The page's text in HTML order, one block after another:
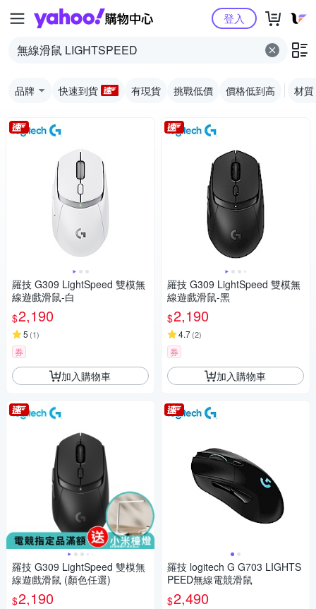
Yahoo購物中心登入
品牌 快速到貨 有現貨 挑戰低價 價格低到高 材質
羅技 G309 LightSpeed 雙模無
線遊戲滑鼠-白
$2,190
5 (1)
券
加入購物車
羅技 G309 LightSpeed 雙模無
線遊戲滑鼠 (顏色任選)
$2,190
羅技 G309 LightSpeed 雙模無
線遊戲滑鼠-黑
$2,190
4.7(2)
券
加入購物車
羅技 logitech G G703 LIGHTS
PEED無線電競滑鼠
$2,490